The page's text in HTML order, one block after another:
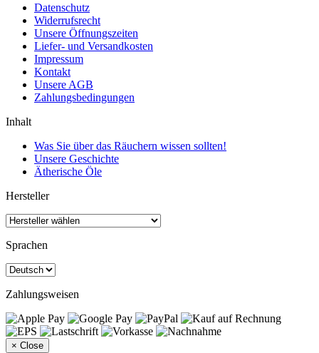
Datenschutz
Widerrufsrecht
Unsere Öffnungszeiten
Liefer- und Versandkosten
Impressum
Kontakt
Unsere AGB
Zahlungsbedingungen
Inhalt
Was Sie über das Räuchern wissen sollten!
Unsere Geschichte
Ätherische Öle
Hersteller
Sprachen
Zahlungsweisen
× Close